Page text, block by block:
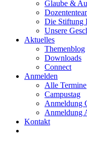
Glaube &
Die Stiftung
Unsere
Aktuelles
Themenblog
Downloads
Connect
Anmelden
Alle Termine
Campustag
Anmeldung
Anmeldung
Kontakt